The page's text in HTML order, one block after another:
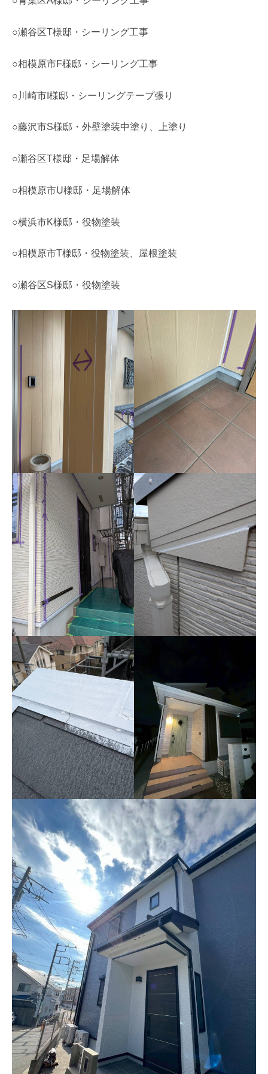
○瀬谷区T様邸・シーリング工事
○相模原市F様邸・シーリング工事
○川崎市I様邸・シーリングテープ張り
○藤沢市S様邸・外壁塗装中塗り、上塗り
○瀬谷区T様邸・足場解体
○相模原市U様邸・足場解体
○横浜市K様邸・役物塗装
○相模原市T様邸・役物塗装、屋根塗装
○瀬谷区S様邸・役物塗装